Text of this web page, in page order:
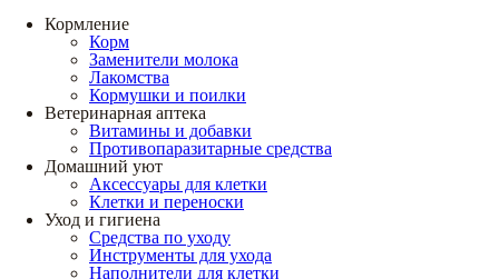
Кормление
Корм
Заменители молока
Лакомства
Кормушки и поилки
Ветеринарная аптека
Витамины и добавки
Противопаразитарные средства
Домашний уют
Аксессуары для клетки
Клетки и переноски
Уход и гигиена
Средства по уходу
Инструменты для ухода
Наполнители для клетки